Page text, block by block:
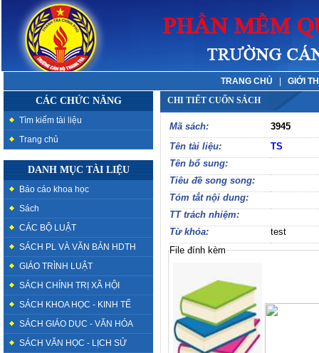
TRANG CHỦ GIỚI
CÁC CHỨC NĂNG
Tìm kiếm tài liệu
Trang chủ
DANH MỤC TÀI LIỆU
Báo cáo khoa học
Sách
CÁC BỘ LUẬT
SÁCH PL VÀ VĂN BẢN HDTH
GIÁO TRÌNH LUẬT
SÁCH CHÍNH TRỊ XÃ HỘI
SÁCH KHOA HỌC - KINH TẾ
SÁCH GIÁO DỤC - VĂN HÓA
SÁCH VĂN HỌC - LỊCH SỬ
CHI TIẾT CUỐN SÁCH
Mã sách:
3945
Tên tài liệu:
TS
Tên bổ sung:
Tiêu đề song song:
Tóm tắt nội dung:
TT trách nhiệm:
Từ khóa:
test
File đính kèm